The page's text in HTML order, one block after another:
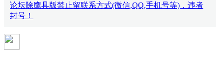
论坛除鹰具版禁止留联系方式(微信,QQ,手机号等)，违者
封号！